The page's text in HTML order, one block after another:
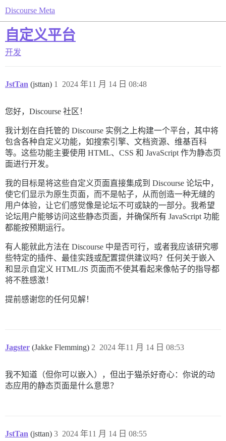
Discourse Meta
自定义平台
开发
JstTan (jsttan) 2024 年11 月 14 日 08:48
1
您好，Discourse 社区！
我计划在自托管的 Discourse 实例之上构建一个平台，其中将
包含各种自定义功能，如搜索引擎、文档资源、维基百科
等。这些功能主要使用 HTML、CSS 和 JavaScript 作为静态页
面进行开发。
我的目标是将这些自定义页面直接集成到 Discourse 论坛中，
使它们显示为原生页面，而不是帖子，从而创造一种无缝的
用户体验，让它们感觉像是论坛不可或缺的一部分。我希望
论坛用户能够访问这些静态页面，并确保所有 JavaScript 功能
都能按预期运行。
有人能就此方法在 Discourse 中是否可行，或者我应该研究哪
些特定的插件、最佳实践或配置提供建议吗？任何关于嵌入
和显示自定义 HTML/JS 页面而不使其看起来像帖子的指导都
将不胜感激！
提前感谢您的任何见解！
Jagster (Jakke Flemming) 2024 年11 月 14 日 08:53
2
我不知道（但你可以嵌入），但出于猫杀好奇心：你说的动
态应用的静态页面是什么意思？
JstTan (jsttan) 2024 年11 月 14 日 08:55
3